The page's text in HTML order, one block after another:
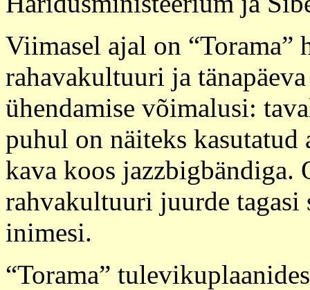
Viimasel ajal on “Torama”
rahavakultuuri ja
ühendamise võimalusi:
puhul on näiteks
kava koos jazzbigbändiga.
rahvakultuuri juurde
inimesi.
“Torama”